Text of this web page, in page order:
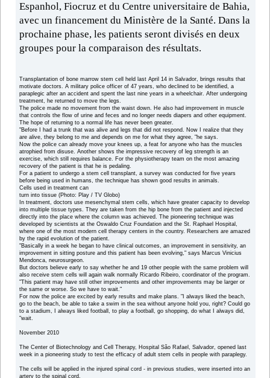
Espanhol, Fiocruz et du Centre universitaire de Bahia,
avec un financement du Ministère de la Santé. Dans la
prochaine phase, les patients seront divisés en deux
groupes pour la comparaison des résultats.
Transplantation of bone marrow stem cell held last April 14 in Salvador, brings results that
motivate doctors. A military police officer of 47 years, who declined to be identified, a
paraplegic after an accident and spent the last nine years in a wheelchair. After undergoing
treatment, he returned to move the legs.
The police made no movement from the waist down. He also had improvement in muscle
that controls the flow of urine and feces and no longer needs diapers and other equipment.
The hope of returning to a normal life has never been greater.
"Before I had a trunk that was alive and legs that did not respond. Now I realize that they
are alive, they belong to me and depends on me for what they agree, "he says.
Now the police can already move your knees up, a feat for anyone who has the muscles
atrophied from disuse. Another shows the impressive recovery of leg strength is an
exercise, which still requires balance. For the physiotherapy team on the most amazing
recovery of the patient is that he is pedaling.
For a patient to undergo a stem cell transplant, a survey was conducted for five years
before being used in humans, the technique has shown good results in animals.
Cells used in treatment can
turn into tissue (Photo: Play / TV Globo)
In treatment, doctors use mesenchymal stem cells, which have greater capacity to develop
into multiple tissue types. They are taken from the hip bone from the patient and injected
directly into the place where the column was achieved. The pioneering technique was
developed by scientists at the Oswaldo Cruz Foundation and the St. Raphael Hospital,
where one of the most modern cell therapy centers in the country. Researchers are amazed
by the rapid evolution of the patient.
"Basically in a week he began to have clinical outcomes, an improvement in sensitivity, an
improvement in sitting posture and this patient has been evolving," says Marcus Vinicius
Mendonca, neurosurgeon.
But doctors believe early to say whether he and 19 other people with the same problem will
also receive stem cells will again walk normally Ricardo Ribeiro, coordinator of the program.
"This patient may have still other improvements and other improvements may be larger or
the same or worse. So we have to wait."
For now the police are excited by early results and make plans. "I always liked the beach,
go to the beach, be able to take a swim in the sea without anyone hold you, right? Could go
to a stadium, I always liked football, to play a football, go shopping, do what I always did,
"wait.
November 2010
The Center of Biotechnology and Cell Therapy, Hospital São Rafael, Salvador, opened last
week in a pioneering study to test the efficacy of adult stem cells in people with paraplegy.
The cells will be applied in the injured spinal cord - in previous studies, were inserted into an
artery to the spinal cord.